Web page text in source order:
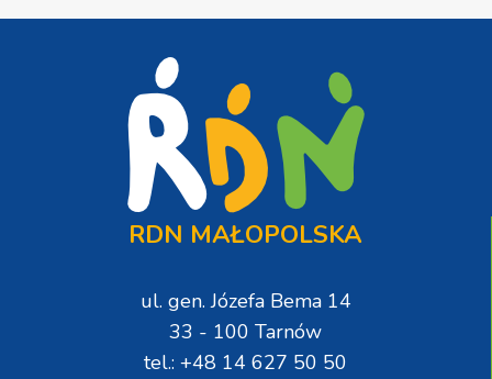
RDN MAŁOPOLSKA
ul. gen. Józefa Bema 14
33 - 100 Tarnów
tel.: +48 14 627 50 50